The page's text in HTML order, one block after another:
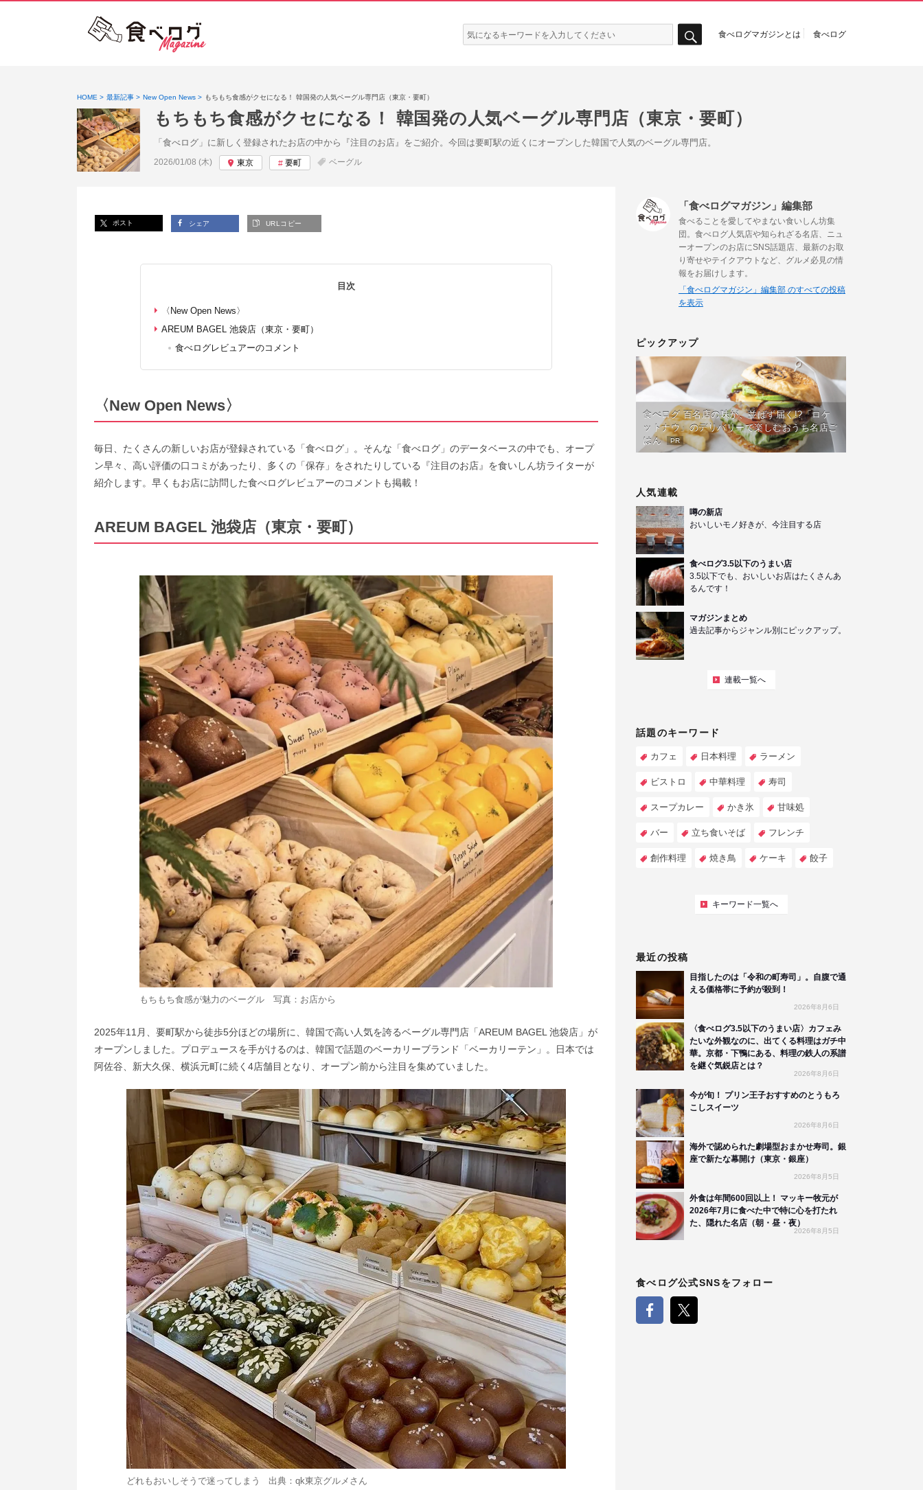
検
索:
食べログマガジンとは 食べログ
HOME 最新記事 New Open News もちもち食感がクセになる！ 韓国発の人気ベーグル専門店（東京・要町）
もちもち食感がクセになる！ 韓国発の人気ベーグル専門店（東京・要町）
「食べログ」に新しく登録されたお店の中から『注目のお店』をご紹介。今回は要町駅の近くにオープンした韓国で人気のベーグル専門店。
投稿日:
2026/01/08 (木) 東京 要町 ベーグル
ポスト シェア URLコピー
目次
〈New Open News〉
AREUM BAGEL 池袋店（東京・要町）
食べログレビュアーのコメント
〈New Open News〉
毎日、たくさんの新しいお店が登録されている「食べログ」。そんな「食べログ」のデータベースの中でも、オープ
ン早々、高い評価の口コミがあったり、多くの「保存」をされたりしている『注目のお店』を食いしん坊ライターが
紹介します。早くもお店に訪問した食べログレビュアーのコメントも掲載！
AREUM BAGEL 池袋店（東京・要町）
もちもち食感が魅力のベーグル 写真：お店から
2025年11月、要町駅から徒歩5分ほどの場所に、韓国で高い人気を誇るベーグル専門店「AREUM BAGEL 池袋店」が
オープンしました。プロデュースを手がけるのは、韓国で話題のベーカリーブランド「ベーカリーテン」。日本では
阿佐谷、新大久保、横浜元町に続く4店舗目となり、オープン前から注目を集めていました。
どれもおいしそうで迷ってしまう 出典： qk東京グルメ さん
「食べログマガジン」編集部
食べることを愛してやまない食いしん坊集
団。食べログ人気店や知られざる名店、ニュ
ーオープンのお店にSNS話題店、最新のお取
り寄せやテイクアウトなど、グルメ必見の情
報をお届けします。
「食べログマガジン」編集部 のすべての投稿
を表示
ピックアップ
食べログ 百名店の味が、並ばず届く!?「ロケ
ットナウ」のデリバリーで楽しむおうち名店ご
はん
PR
人気連載
噂の新店
おいしいモノ好きが、今注目する店
食べログ3.5以下のうまい店
3.5以下でも、おいしいお店はたくさんあ
るんです！
マガジンまとめ
過去記事からジャンル別にピックアップ。
連載一覧へ
話題のキーワード
カフェ 日本料理 ラーメン
ビストロ 中華料理 寿司
スープカレー かき氷 甘味処
バー 立ち食いそば フレンチ
創作料理 焼き鳥 ケーキ 餃子
キーワード一覧へ
最近の投稿
目指したのは「令和の町寿司」。自腹で通
える価格帯に予約が殺到！
2026年8月6日
〈食べログ3.5以下のうまい店〉カフェみ
たいな外観なのに、出てくる料理はガチ中
華。京都・下鴨にある、料理の鉄人の系譜
を継ぐ気鋭店とは？
2026年8月6日
今が旬！ プリン王子おすすめのとうもろ
こしスイーツ
2026年8月6日
海外で認められた劇場型おまかせ寿司。銀
座で新たな幕開け（東京・銀座）
2026年8月5日
外食は年間600回以上！ マッキー牧元が
2026年7月に食べた中で特に心を打たれ
た、隠れた名店（朝・昼・夜）
2026年8月5日
食べログ公式SNSをフォロー